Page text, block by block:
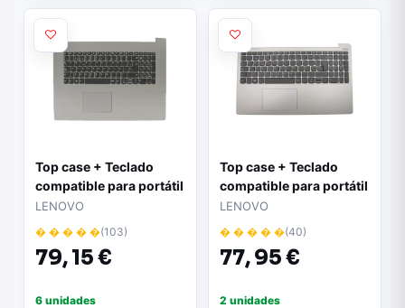
Top case + Teclado
compatible para portátil
LENOVO 330-17IKB Gris
LENOVO
� � � � �(103)
79,15 €
6 unidades
Top case + Teclado
compatible para portátil
LENOVO 330S-15IKB
Plata 5CB0R07409
LENOVO
� � � � �(40)
77,95 €
2 unidades